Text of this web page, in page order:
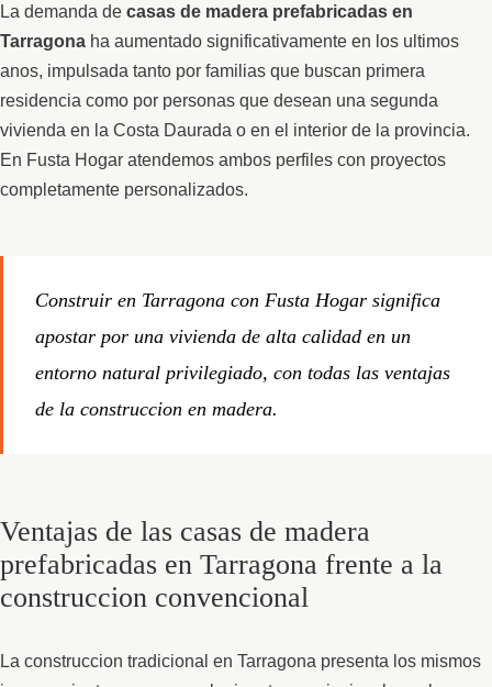
La demanda de casas de madera prefabricadas en
Tarragona ha aumentado significativamente en los ultimos
anos, impulsada tanto por familias que buscan primera
residencia como por personas que desean una segunda
vivienda en la Costa Daurada o en el interior de la provincia.
En Fusta Hogar atendemos ambos perfiles con proyectos
completamente personalizados.
Construir en Tarragona con Fusta Hogar significa
apostar por una vivienda de alta calidad en un
entorno natural privilegiado, con todas las ventajas
de la construccion en madera.
Ventajas de las casas de madera
prefabricadas en Tarragona frente a la
construccion convencional
La construccion tradicional en Tarragona presenta los mismos